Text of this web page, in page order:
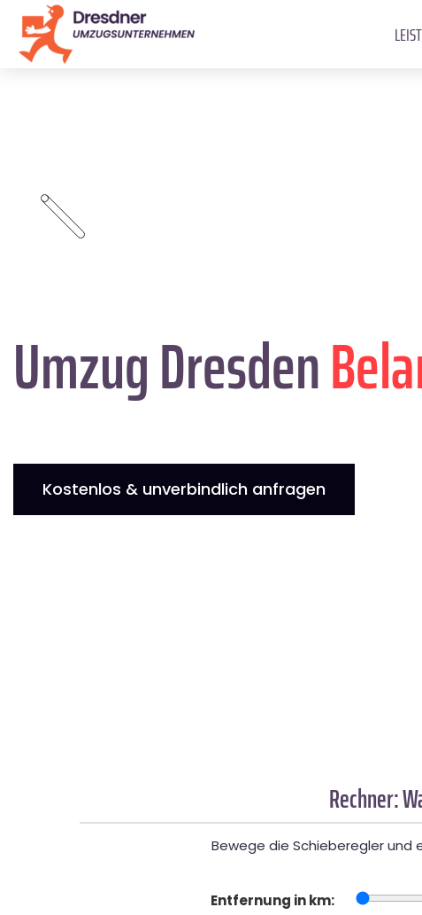
Umzug Dresden
Kostenlos & unverbindlich anfragen
Rechner:
Bewege die Schieberegler und
Entfernung in km: